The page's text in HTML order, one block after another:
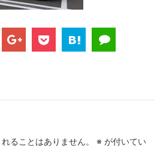
ることはありません。 ※ が付いてい